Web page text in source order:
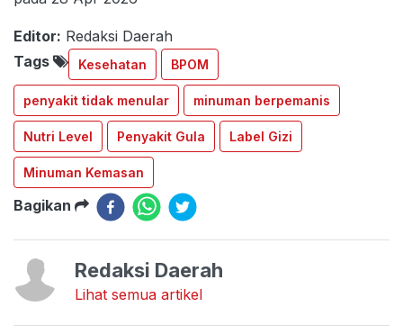
Editor: Redaksi Daerah
Tags
Kesehatan BPOM
penyakit tidak menular minuman berpemanis
Nutri Level Penyakit Gula Label Gizi
Minuman Kemasan
Bagikan
Redaksi Daerah
Lihat semua artikel